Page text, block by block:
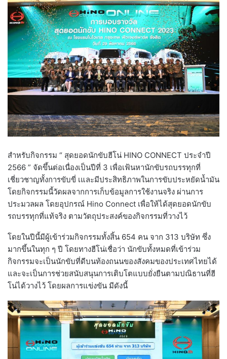
สำหรับกิจกรรม “ สุดยอดนักขับฮีโน่ HINO CONNECT ประจำปี
2566 ” จัดขึ้นต่อเนื่องเป็นปีที่ 3 เพื่อเฟ้นหานักขับรถบรรทุกที่
เชี่ยวชาญทั้งการขับขี่ เและมีประสิทธิภาพในการขับประหยัดน้ำมัน
โดยกิจกรรมนี้วัดผลจากการเก็บข้อมูลการใช้งานจริง ผ่านการ
ประมวลผล โดยอุปกรณ์ Hino Connect เพื่อให้ได้สุดยอดนักขับ
รถบรรทุกที่แท้จริง ตามวัตถุประสงค์ของกิจกรรมที่วางไว้
โดยในปีนี้มีผู้เข้าร่วมกิจกรรมทั้งสิ้น 654 คน จาก 313 บริษัท ซึ่ง
มากขึ้นในทุก ๆ ปี โดยทางฮีโน่เชื่อว่า นักขับทั้งหมดที่เข้าร่วม
กิจกรรมจะเป็นนักขับที่ดีบนท้องถนนของสังคมของประเทศไทยได้
และจะเป็นการช่วยสนับสนุนการเติบโตแบบยั่งยืนตามปณิธานที่ฮี
โน่ได้วางไว้ โดยผลการแข่งขัน มีดังนี้